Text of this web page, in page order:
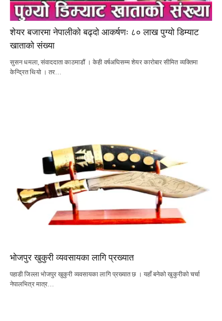
शेयर बजारमा नेपालीको बढ्दो आकर्षणः ८० लाख पुग्यो डिम्याट
खाताको संख्या
सुसन धमला, संवाददाता काठमाडौं । केही वर्षअघिसम्म शेयर कारोबार सीमित व्यक्तिमा
केन्द्रित थियो । तर…
भोजपुर खुकुरी व्यवसायका लागि प्रख्यात
पहाडी जिल्ला भोजपुर खुकुरी व्यवसायका लागि प्रख्यात छ । यहाँ बनेको खुकुरीको चर्चा
नेपालभित्र मात्र…